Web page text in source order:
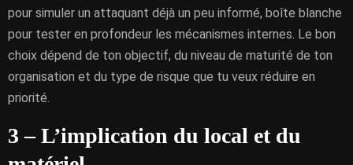
pour simuler un attaquant déjà un peu informé, boîte blanche
pour tester en profondeur les mécanismes internes. Le bon
choix dépend de ton objectif, du niveau de maturité de ton
organisation et du type de risque que tu veux réduire en
priorité.
3 – L’implication du local et du